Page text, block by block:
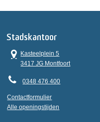
Stadskantoor
Kasteelplein 5
3417 JG Montfoort
0348 476 400
Contactformulier
Alle openingstijden